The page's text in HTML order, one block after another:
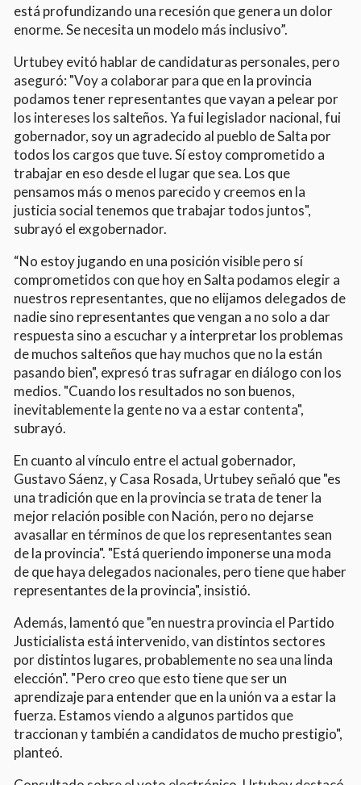
está profundizando una recesión que genera un dolor
enorme. Se necesita un modelo más inclusivo”.
Urtubey evitó hablar de candidaturas personales, pero
aseguró: "Voy a colaborar para que en la provincia
podamos tener representantes que vayan a pelear por
los intereses los salteños. Ya fui legislador nacional, fui
gobernador, soy un agradecido al pueblo de Salta por
todos los cargos que tuve. Sí estoy comprometido a
trabajar en eso desde el lugar que sea. Los que
pensamos más o menos parecido y creemos en la
justicia social tenemos que trabajar todos juntos",
subrayó el exgobernador.
“No estoy jugando en una posición visible pero sí
comprometidos con que hoy en Salta podamos elegir a
nuestros representantes, que no elijamos delegados de
nadie sino representantes que vengan a no solo a dar
respuesta sino a escuchar y a interpretar los problemas
de muchos salteños que hay muchos que no la están
pasando bien", expresó tras sufragar en diálogo con los
medios. "Cuando los resultados no son buenos,
inevitablemente la gente no va a estar contenta",
subrayó.
En cuanto al vínculo entre el actual gobernador,
Gustavo Sáenz, y Casa Rosada, Urtubey señaló que "es
una tradición que en la provincia se trata de tener la
mejor relación posible con Nación, pero no dejarse
avasallar en términos de que los representantes sean
de la provincia". "Está queriendo imponerse una moda
de que haya delegados nacionales, pero tiene que haber
representantes de la provincia", insistió.
Además, lamentó que "en nuestra provincia el Partido
Justicialista está intervenido, van distintos sectores
por distintos lugares, probablemente no sea una linda
elección". "Pero creo que esto tiene que ser un
aprendizaje para entender que en la unión va a estar la
fuerza. Estamos viendo a algunos partidos que
traccionan y también a candidatos de mucho prestigio",
planteó.